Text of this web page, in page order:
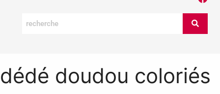
dédé doudou coloriés